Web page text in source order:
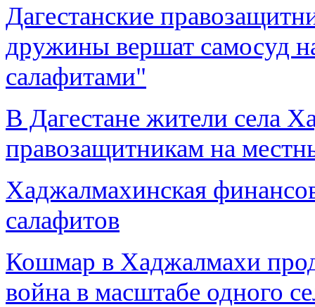
Дагестанские
дружины вершат самосуд
салафитами"
В Дагестане жители села
правозащитникам на
Хаджалмахинская
салафитов
Кошмар в Хаджалмахи
война в масштабе одного